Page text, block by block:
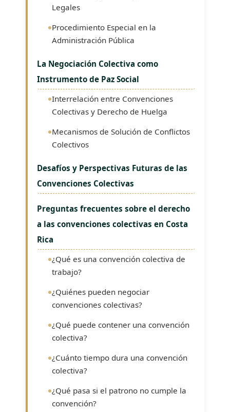
Legales
Procedimiento Especial en la
Administración Pública
La Negociación Colectiva como
Instrumento de Paz Social
Interrelación entre Convenciones
Colectivas y Derecho de Huelga
Mecanismos de Solución de Conflictos
Colectivos
Desafíos y Perspectivas Futuras de las
Convenciones Colectivas
Preguntas frecuentes sobre el derecho
a las convenciones colectivas en Costa
Rica
¿Qué es una convención colectiva de
trabajo?
¿Quiénes pueden negociar
convenciones colectivas?
¿Qué puede contener una convención
colectiva?
¿Cuánto tiempo dura una convención
colectiva?
¿Qué pasa si el patrono no cumple la
convención?